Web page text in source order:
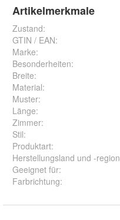
Artikelmerkmale
Zustand:
GTIN / EAN:
Marke:
Besonderheiten:
Breite:
Material:
Muster:
Länge:
Zimmer:
Stil:
Produktart:
Herstellungsland und -region
Geeignet für:
Farbrichtung: